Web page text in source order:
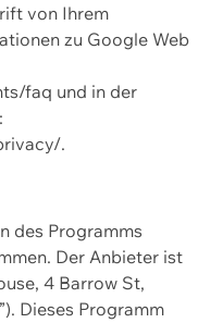
von Ihrem
zu Google Web
faq und in der
.
des Programms
Der Anbieter ist
4 Barrow St,
Dieses Programm